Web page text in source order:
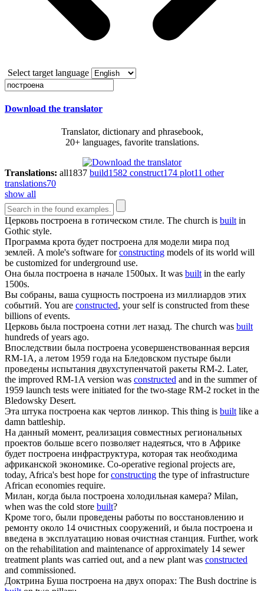
Select target language
Download the translator
Translator, dictionary and phrasebook,
20+ languages, favorite translations.
Translations: all1837 build1582 construct174 plot11 other
translations70
show all
Церковь построена в готическом стиле. The church is builtin
Gothic style.
Программа крота будет построена для модели мира под
землей. A mole's software forconstructing models of its world will
be customized for underground use.
Она была построена в начале 1500ых. It was builtin the early
1500s.
Вы собраны, ваша сущность построена из миллиардов этих
событий. You are constructed, your self is constructed from these
billions of events.
Церковь была построена сотни лет назад. The church was built
hundreds of years ago.
Впоследствии была построена усовершенствованная версия
RM-1А, а летом 1959 года на Бледовском пустыре были
проведены испытания двухступенчатой ракеты RM-2. Later,
the improved RM-1A version was constructed and in the summer of
1959 launch tests were initiated for the two-stage RM-2 rocket in the
Bledowsky Desert.
Эта штука построена как чертов линкор. This thing is builtlike a
damn battleship.
На данный момент, реализация совместных региональных
проектов больше всего позволяет надеяться, что в Африке
будет построена инфраструктура, которая так необходима
африканской экономике. Co-operative regional projects are,
today, Africa's best hope forconstructing the type of infrastructure
African economies require.
Милан, когда была построена холодильная камера? Milan,
when was the cold store built?
Кроме того, были проведены работы по восстановлению и
ремонту около 14 очистных сооружений, и была построена и
введена в эксплуатацию новая очистная станция. Further, work
on the rehabilitation and maintenance of approximately 14 sewer
treatment plants was carried out, and a new plant was constructed
and commissioned.
Доктрина Буша построена на двух опорах: The Bush doctrine is